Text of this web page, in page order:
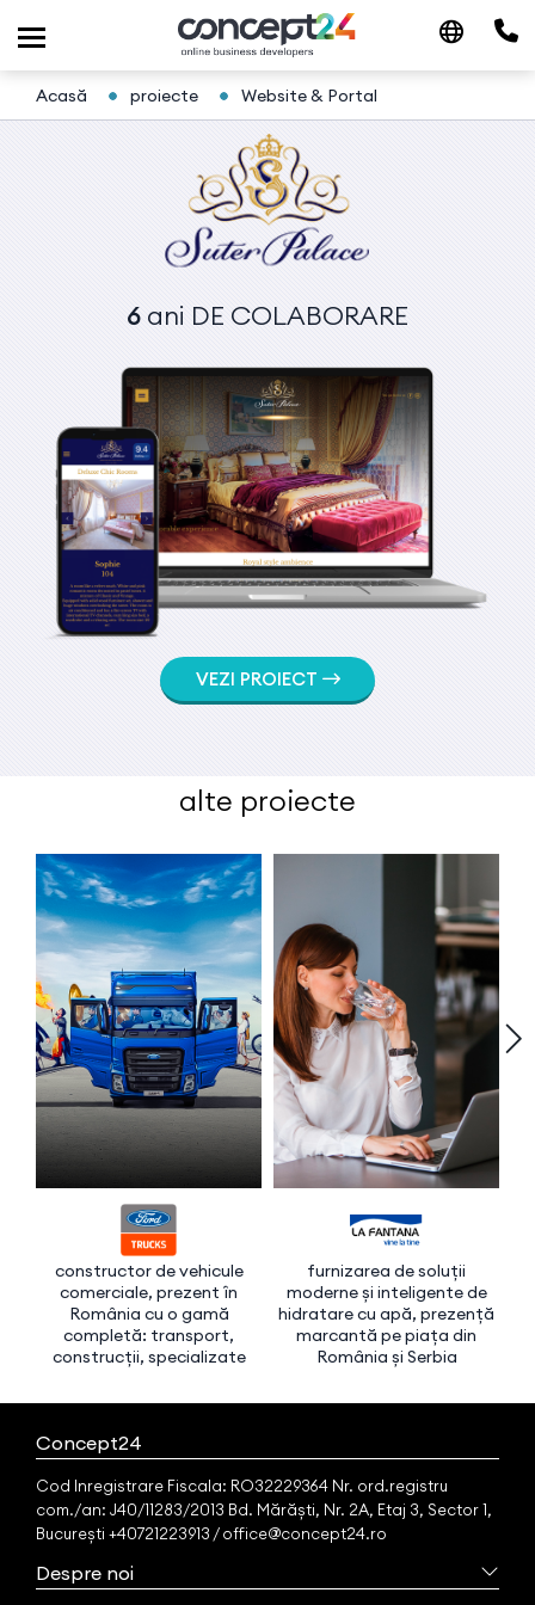
Acasă proiecte Website & Portal
6 ani DE COLABORARE
VEZI PROIECT
alte proiecte
constructor de vehicule
comerciale, prezent în
România cu o gamă
completă: transport,
construcții, specializate
furnizarea de soluții
moderne și inteligente de
hidratare cu apă, prezență
marcantă pe piața din
România și Serbia
Concept24
Cod Inregistrare Fiscala: RO32229364 Nr. ord.registru
com./an: J40/11283/2013 Bd. Mărăști, Nr. 2A, Etaj 3, Sector 1,
București +40721223913 / office@concept24.ro
Despre noi